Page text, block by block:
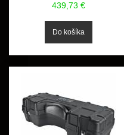
439,73 €